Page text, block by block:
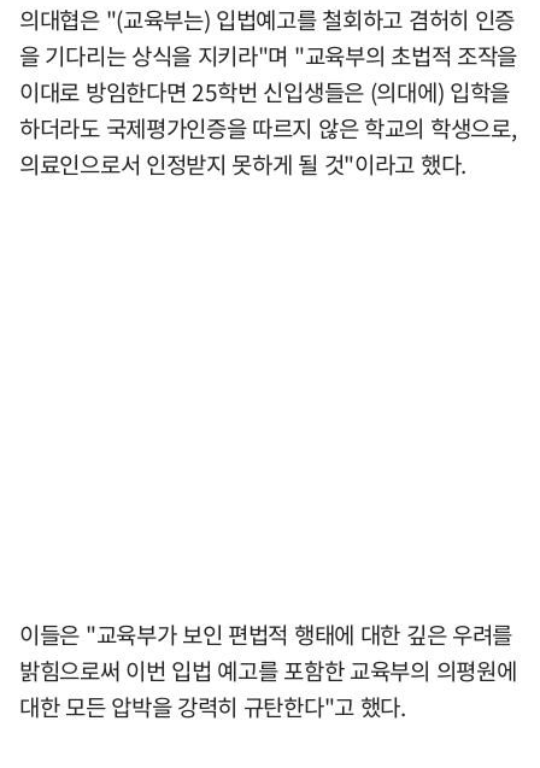
의대협은 "(교육부는) 입법예고를 철회하고 겸허히 인증
을 기다리는 상식을 지키라"며 "교육부의 초법적 조작을
이대로 방임한다면 25학번 신입생들은 (의대에) 입학을
하더라도 국제평가인증을 따르지 않은 학교의 학생으로,
의료인으로서 인정받지 못하게 될 것"이라고 했다.
이들은 "교육부가 보인 편법적 행태에 대한 깊은 우려를
밝힘으로써 이번 입법 예고를 포함한 교육부의 의평원에
대한 모든 압박을 강력히 규탄한다"고 했다.